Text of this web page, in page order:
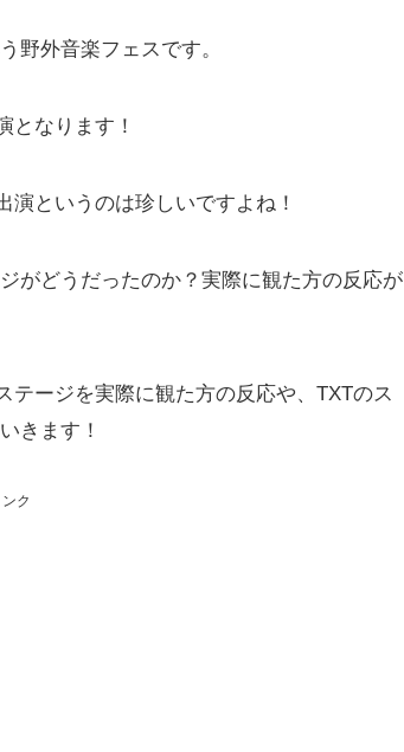
野外音楽フェスです。
となります！
演というのは珍しいですよね！
がどうだったのか？実際に観た方の反応が
テージを実際に観た方の反応や、TXTのス
きます！
ク